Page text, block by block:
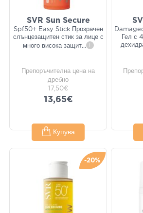
SVR Sun Secure
Spf50+ Easy Stick Прозрачен
слънцезащитен стик за лице с
много висока защит... i
Препоръчителна цена на
дребно
17,50€
13,65€
Купува
Гел с
-20%